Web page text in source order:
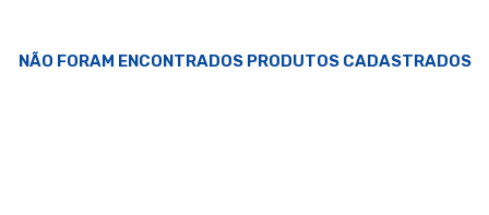
NÃO FORAM ENCONTRADOS PRODUTOS CADASTRADOS